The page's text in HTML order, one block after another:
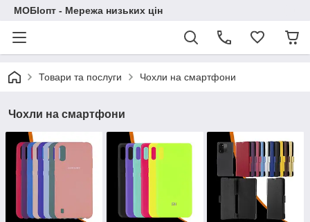
МОБІопт - Мережа низьких цін
Товари та послуги Чохли на смартфони
Чохли на смартфони